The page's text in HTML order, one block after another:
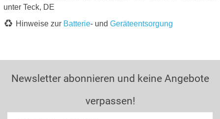
unter Teck, DE
Hinweise zur Batterie- und Geräteentsorgung
Newsletter abonnieren und keine Angebote
verpassen!